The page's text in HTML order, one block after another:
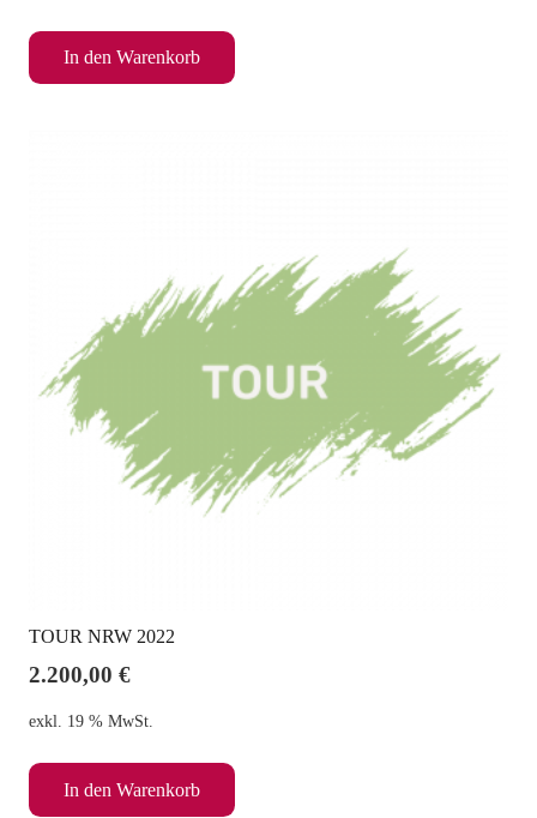
In den Warenkorb
TOUR NRW 2022
2.200,00 €
exkl. 19 % MwSt.
In den Warenkorb